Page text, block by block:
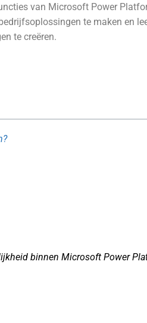
van Microsoft Power
te maken en
te creëren.
binnen Microsoft Power